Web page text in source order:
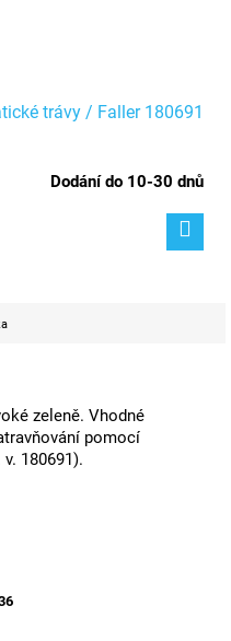
trávy / Faller 180691
Dodání do 10-30 dnů
zeleně. Vhodné
pomocí
180691).